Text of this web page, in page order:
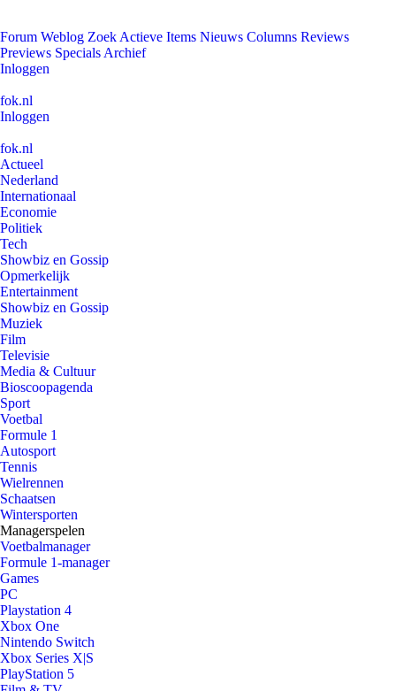
Forum Weblog Zoek Actieve Items Nieuws Columns Reviews
Previews Specials Archief
Inloggen
fok.nl
Inloggen
fok.nl
Actueel
Nederland
Internationaal
Economie
Politiek
Tech
Showbiz en Gossip
Opmerkelijk
Entertainment
Showbiz en Gossip
Muziek
Film
Televisie
Media & Cultuur
Bioscoopagenda
Sport
Voetbal
Formule 1
Autosport
Tennis
Wielrennen
Schaatsen
Wintersporten
Managerspelen
Voetbalmanager
Formule 1-manager
Games
PC
Playstation 4
Xbox One
Nintendo Switch
Xbox Series X|S
PlayStation 5